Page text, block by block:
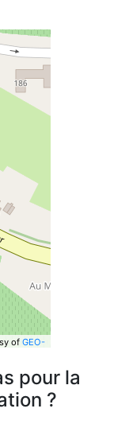
of GEO-
pour la
?